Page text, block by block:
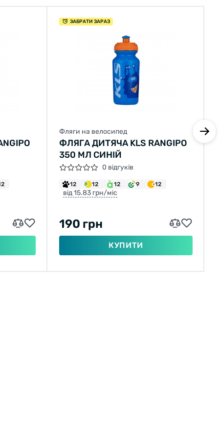
ЗАБРАТИ ЗАРАЗ
Фляги на велосипед
ФЛЯГА ДИТЯЧА KLS RANGIPO
350 МЛ СИНІЙ
0 відгуків
12 12 12 9 12
від 15.83 грн/міс
190 грн
КУПИТИ